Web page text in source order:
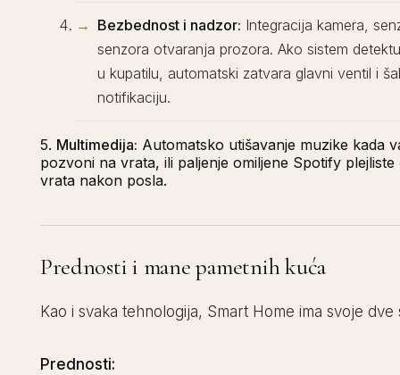
Bezbednost i nadzor: Integracija kamera,
senzora otvaranja prozora. Ako sistem
u kupatilu, automatski zatvara glavni ventil i
notifikaciju.
5. Multimedija: Automatsko utišavanje muzike kada
pozvoni na vrata, ili paljenje omiljene Spotify
vrata nakon posla.
Prednosti i mane pametnih kuća
Kao i svaka tehnologija, Smart Home ima svoje
Prednosti: